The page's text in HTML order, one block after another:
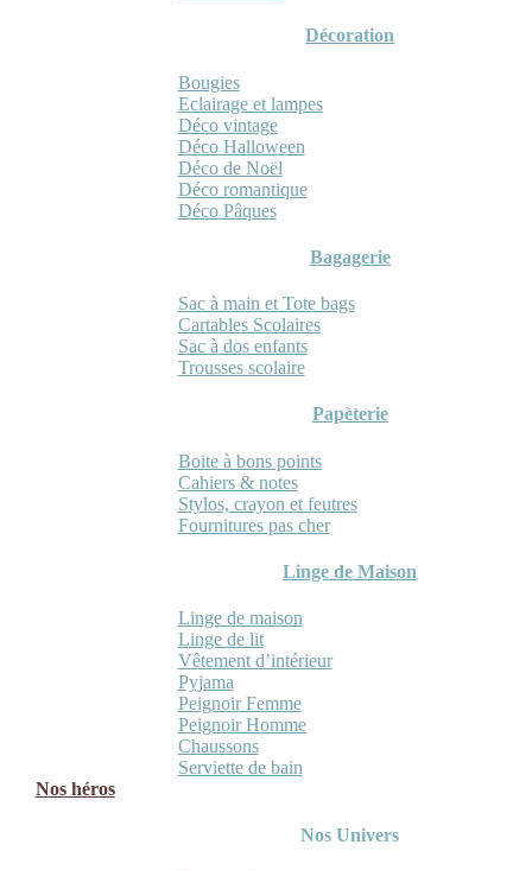
Décoration
Bougies
Eclairage et lampes
Déco vintage
Déco Halloween
Déco de Noël
Déco romantique
Déco Pâques
Bagagerie
Sac à main et Tote bags
Cartables Scolaires
Sac à dos enfants
Trousses scolaire
Papèterie
Boite à bons points
Cahiers & notes
Stylos, crayon et feutres
Fournitures pas cher
Linge de Maison
Linge de maison
Linge de lit
Vêtement d’intérieur
Pyjama
Peignoir Femme
Peignoir Homme
Chaussons
Serviette de bain
Nos héros
Nos Univers